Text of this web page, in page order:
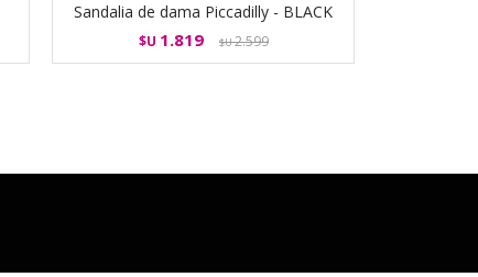
Sandalia de dama Piccadilly - BLACK
$U 1.819 $U2.599